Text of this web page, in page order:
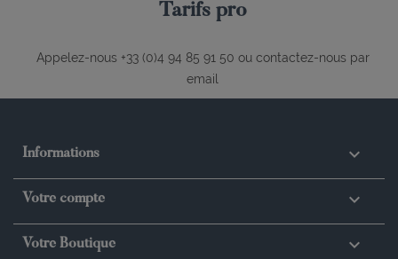
Tarifs pro
Appelez-nous +33 (0)4 94 85 91 50 ou contactez-nous par
email
Informations 
Votre compte 
Votre Boutique keyboard_arrow_down